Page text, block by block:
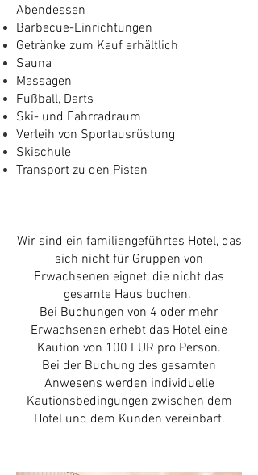
Abendessen
Barbecue-Einrichtungen
Getränke zum Kauf erhältlich
Sauna
Massagen
Fußball, Darts
Ski- und Fahrradraum
Verleih von Sportausrüstung
Skischule
Transport zu den Pisten
​Wir sind ein familiengeführtes Hotel, das
sich nicht für Gruppen von
Erwachsenen eignet, die nicht das
gesamte Haus buchen.
Bei Buchungen von 4 oder mehr
Erwachsenen erhebt das Hotel eine
Kaution von 100 EUR pro Person.
Bei der Buchung des gesamten
Anwesens werden individuelle
Kautionsbedingungen zwischen dem
Hotel und dem Kunden vereinbart.